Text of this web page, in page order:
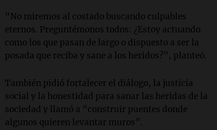
“No miremos al costado buscando culpables
eternos. Preguntémonos todos: ¿Estoy actuando
como los que pasan de largo o dispuesto a ser la
posada que reciba y sane a los heridos?”, planteó.
También pidió fortalecer el diálogo, la justicia
social y la honestidad para sanar las heridas de la
sociedad y llamó a “construir puentes donde
algunos quieren levantar muros”.